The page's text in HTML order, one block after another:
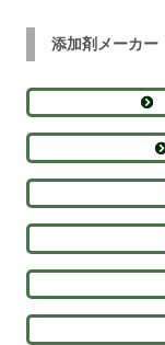
添加剤メーカー